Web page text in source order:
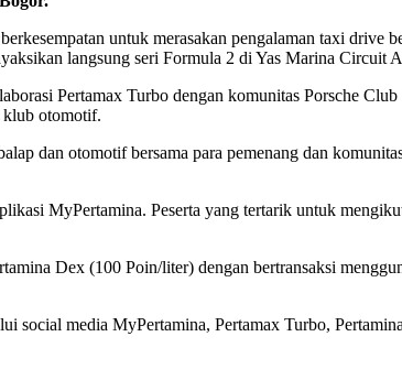
untuk merasakan pengalaman taxi drive
langsung seri Formula 2 di Yas Marina
Pertamax Turbo dengan komunitas Porsche
klub otomotif.
dan otomotif bersama para pemenang dan
MyPertamina. Peserta yang tertarik untuk
Dex (100 Poin/liter) dengan bertransaksi
social media MyPertamina, Pertamax Turbo,